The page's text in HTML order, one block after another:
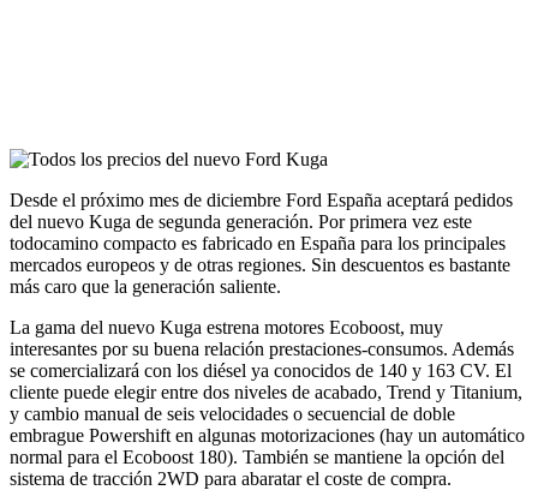
Desde el próximo mes de diciembre Ford España aceptará pedidos
del nuevo Kuga de segunda generación. Por primera vez este
todocamino compacto es fabricado en España para los principales
mercados europeos y de otras regiones. Sin descuentos es bastante
más caro que la generación saliente.
La gama del nuevo Kuga estrena motores Ecoboost, muy
interesantes por su buena relación prestaciones-consumos. Además
se comercializará con los diésel ya conocidos de 140 y 163 CV. El
cliente puede elegir entre dos niveles de acabado, Trend y Titanium,
y cambio manual de seis velocidades o secuencial de doble
embrague Powershift en algunas motorizaciones (hay un automático
normal para el Ecoboost 180). También se mantiene la opción del
sistema de tracción 2WD para abaratar el coste de compra.